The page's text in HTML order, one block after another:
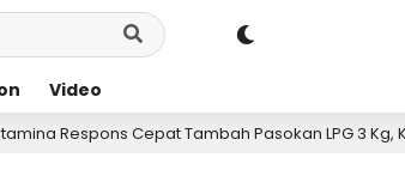
Video
Pasokan LPG 3 Kg, Kondisi Penyaluran di